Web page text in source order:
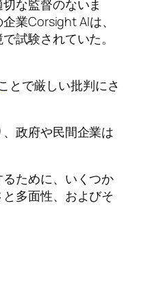
な監督のないま
業Corsight AIは、
試験されていた。
とで厳しい批判にさ
政府や民間企業は
ために、いくつか
多面性、およびそ